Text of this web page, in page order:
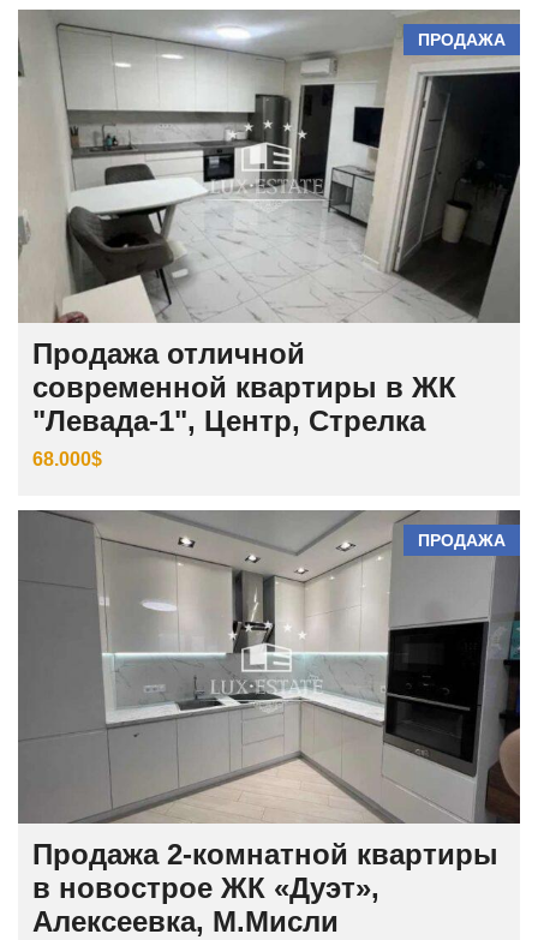
ПРОДАЖА
Продажа отличной
современной квартиры в ЖК
"Левада-1", Центр, Стрелка
68.000$
ПРОДАЖА
Продажа 2-комнатной квартиры
в новострое ЖК «Дуэт»,
Алексеевка, М.Мисли